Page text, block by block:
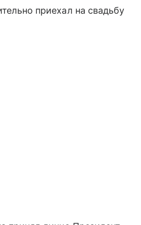
приехал на свадьбу